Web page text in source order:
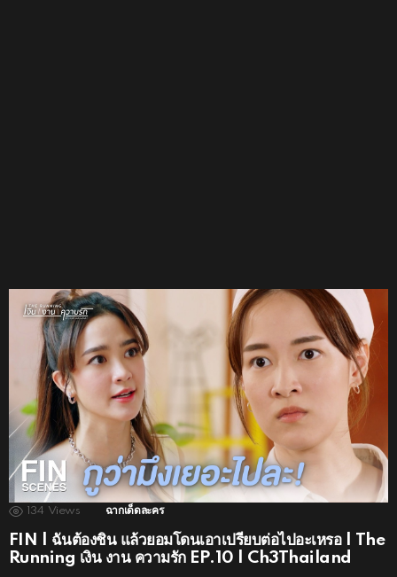
134 Views ฉากเด็ดละคร
FIN | ฉันต้องชิน แล้วยอมโดนเอาเปรียบต่อไปอะเหรอ | The
Running เงิน งาน ความรัก EP.10 | Ch3Thailand